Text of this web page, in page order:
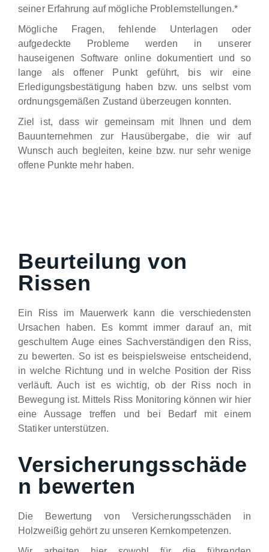
seiner Erfahrung auf mögliche Problemstellungen.*
Mögliche Fragen, fehlende Unterlagen oder
aufgedeckte Probleme werden in unserer
hauseigenen Software online dokumentiert und so
lange als offener Punkt geführt, bis wir eine
Erledigungsbestätigung haben bzw. uns selbst vom
ordnungsgemäßen Zustand überzeugen konnten.
Ziel ist, dass wir gemeinsam mit Ihnen und dem
Bauunternehmen zur Hausübergabe, die wir auf
Wunsch auch begleiten, keine bzw. nur sehr wenige
offene Punkte mehr haben.
Beurteilung von
Rissen
Ein Riss im Mauerwerk kann die verschiedensten
Ursachen haben. Es kommt immer darauf an, mit
geschultem Auge eines Sachverständigen den Riss,
zu bewerten. So ist es beispielsweise entscheidend,
in welche Richtung und in welche Position der Riss
verläuft. Auch ist es wichtig, ob der Riss noch in
Bewegung ist. Mittels Riss Monitoring können wir hier
eine Aussage treffen und bei Bedarf mit einem
Statiker unterstützen.
Versicherungsschäde
n bewerten
Die Bewertung von Versicherungsschäden in
Holzweißig gehört zu unseren Kernkompetenzen.